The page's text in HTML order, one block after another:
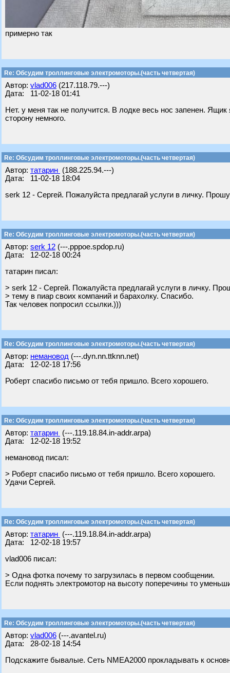
примерно так
Re: Обсудим троллинговые электромоторы.(часть четвертая)
Автор: vlad006 (217.118.79.---)
Дата: 11-02-18 01:41
Нет. у меня так не получится. В лодке весь нос запенен.
сторону немного.
Re: Обсудим троллинговые электромоторы.(часть четвертая)
Автор: татарин (188.225.94.---)
Дата: 11-02-18 18:04
serk 12 - Сергей. Пожалуйста предлагай услуги в личку.
Re: Обсудим троллинговые электромоторы.(часть четвертая)
Автор: serk 12 (---.pppoe.spdop.ru)
Дата: 12-02-18 00:24
татарин писал:
> serk 12 - Сергей. Пожалуйста предлагай услуги в личку.
> тему в пиар своих компаний и барахолку. Спасибо.
Так человек попросил ссылки.)))
Re: Обсудим троллинговые электромоторы.(часть четвертая)
Автор: немановод (---.dyn.nn.ttknn.net)
Дата: 12-02-18 17:56
Роберт спасибо письмо от тебя пришло. Всего хорошего.
Re: Обсудим троллинговые электромоторы.(часть четвертая)
Автор: татарин (---.119.18.84.in-addr.arpa)
Дата: 12-02-18 19:52
немановод писал:
> Роберт спасибо письмо от тебя пришло. Всего хорошего.
Удачи Сергей.
Re: Обсудим троллинговые электромоторы.(часть четвертая)
Автор: татарин (---.119.18.84.in-addr.arpa)
Дата: 12-02-18 19:57
vlad006 писал:
> Одна фотка почему то загрузилась в первом сообщении.
Если поднять электромотор на высоту поперечины то
Re: Обсудим троллинговые электромоторы.(часть четвертая)
Автор: vlad006 (---.avantel.ru)
Дата: 28-02-18 14:54
Подскажите бывалые. Сеть NMEA2000 прокладывать к